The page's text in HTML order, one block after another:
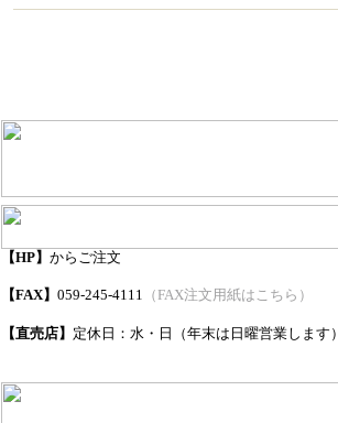
【HP】 からご注文
【FAX】 059-245-4111 （FAX注文用紙はこちら）
【直売店】 定休日：水・日 （年末は日曜営業します）